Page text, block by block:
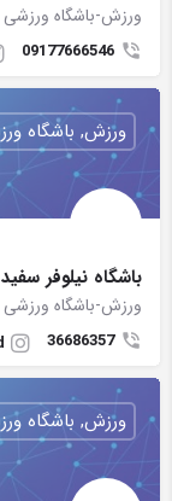
ورزش-باشگاه ورزشی
09177666546
باشگاه نیلوفر سفید
ورزش-باشگاه ورزشی
36686357
ورزش, باشگاه
ورزش, باشگاه